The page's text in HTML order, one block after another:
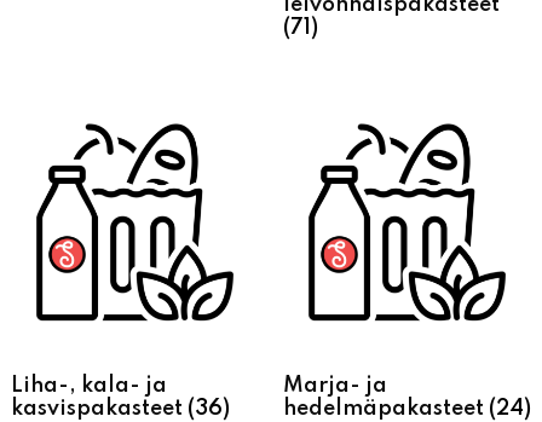
leivonnaispakasteet
(71)
Liha-, kala- ja
kasvispakasteet (36)
Marja- ja
hedelmäpakasteet (24)